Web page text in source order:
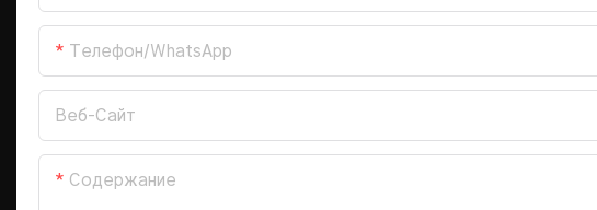
Телефон/WhatsApp
Веб-Сайт
Содержание